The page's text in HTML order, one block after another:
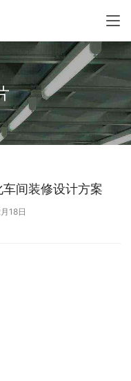
间装修设计方案
18日